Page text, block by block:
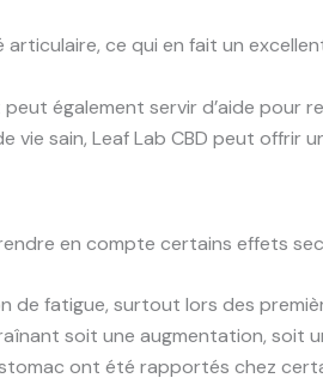
articulaire, ce qui en fait un
également servir d’aide pour
vie sain, Leaf Lab CBD peut
en compte certains effets
de fatigue, surtout lors des
soit une augmentation, soit
ont été rapportés chez